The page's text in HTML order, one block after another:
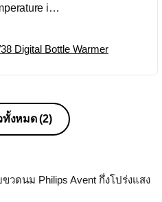
it
I always
Digital Bottle Warmer
ทั้งหมด(2)
วดนม Philips Avent กึ่งโปร่งแสง